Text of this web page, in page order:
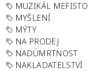
MUZIKÁL MEFISTO
MYŠLENÍ
MÝTY
NA PRODEJ
NADÚMRTNOST
NAKLADATELSTVÍ